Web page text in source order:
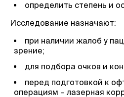
определить степень и
Исследование назначают:
при наличии жалоб у
зрение;
для подбора очков и
перед подготовкой к
операциям – лазерная